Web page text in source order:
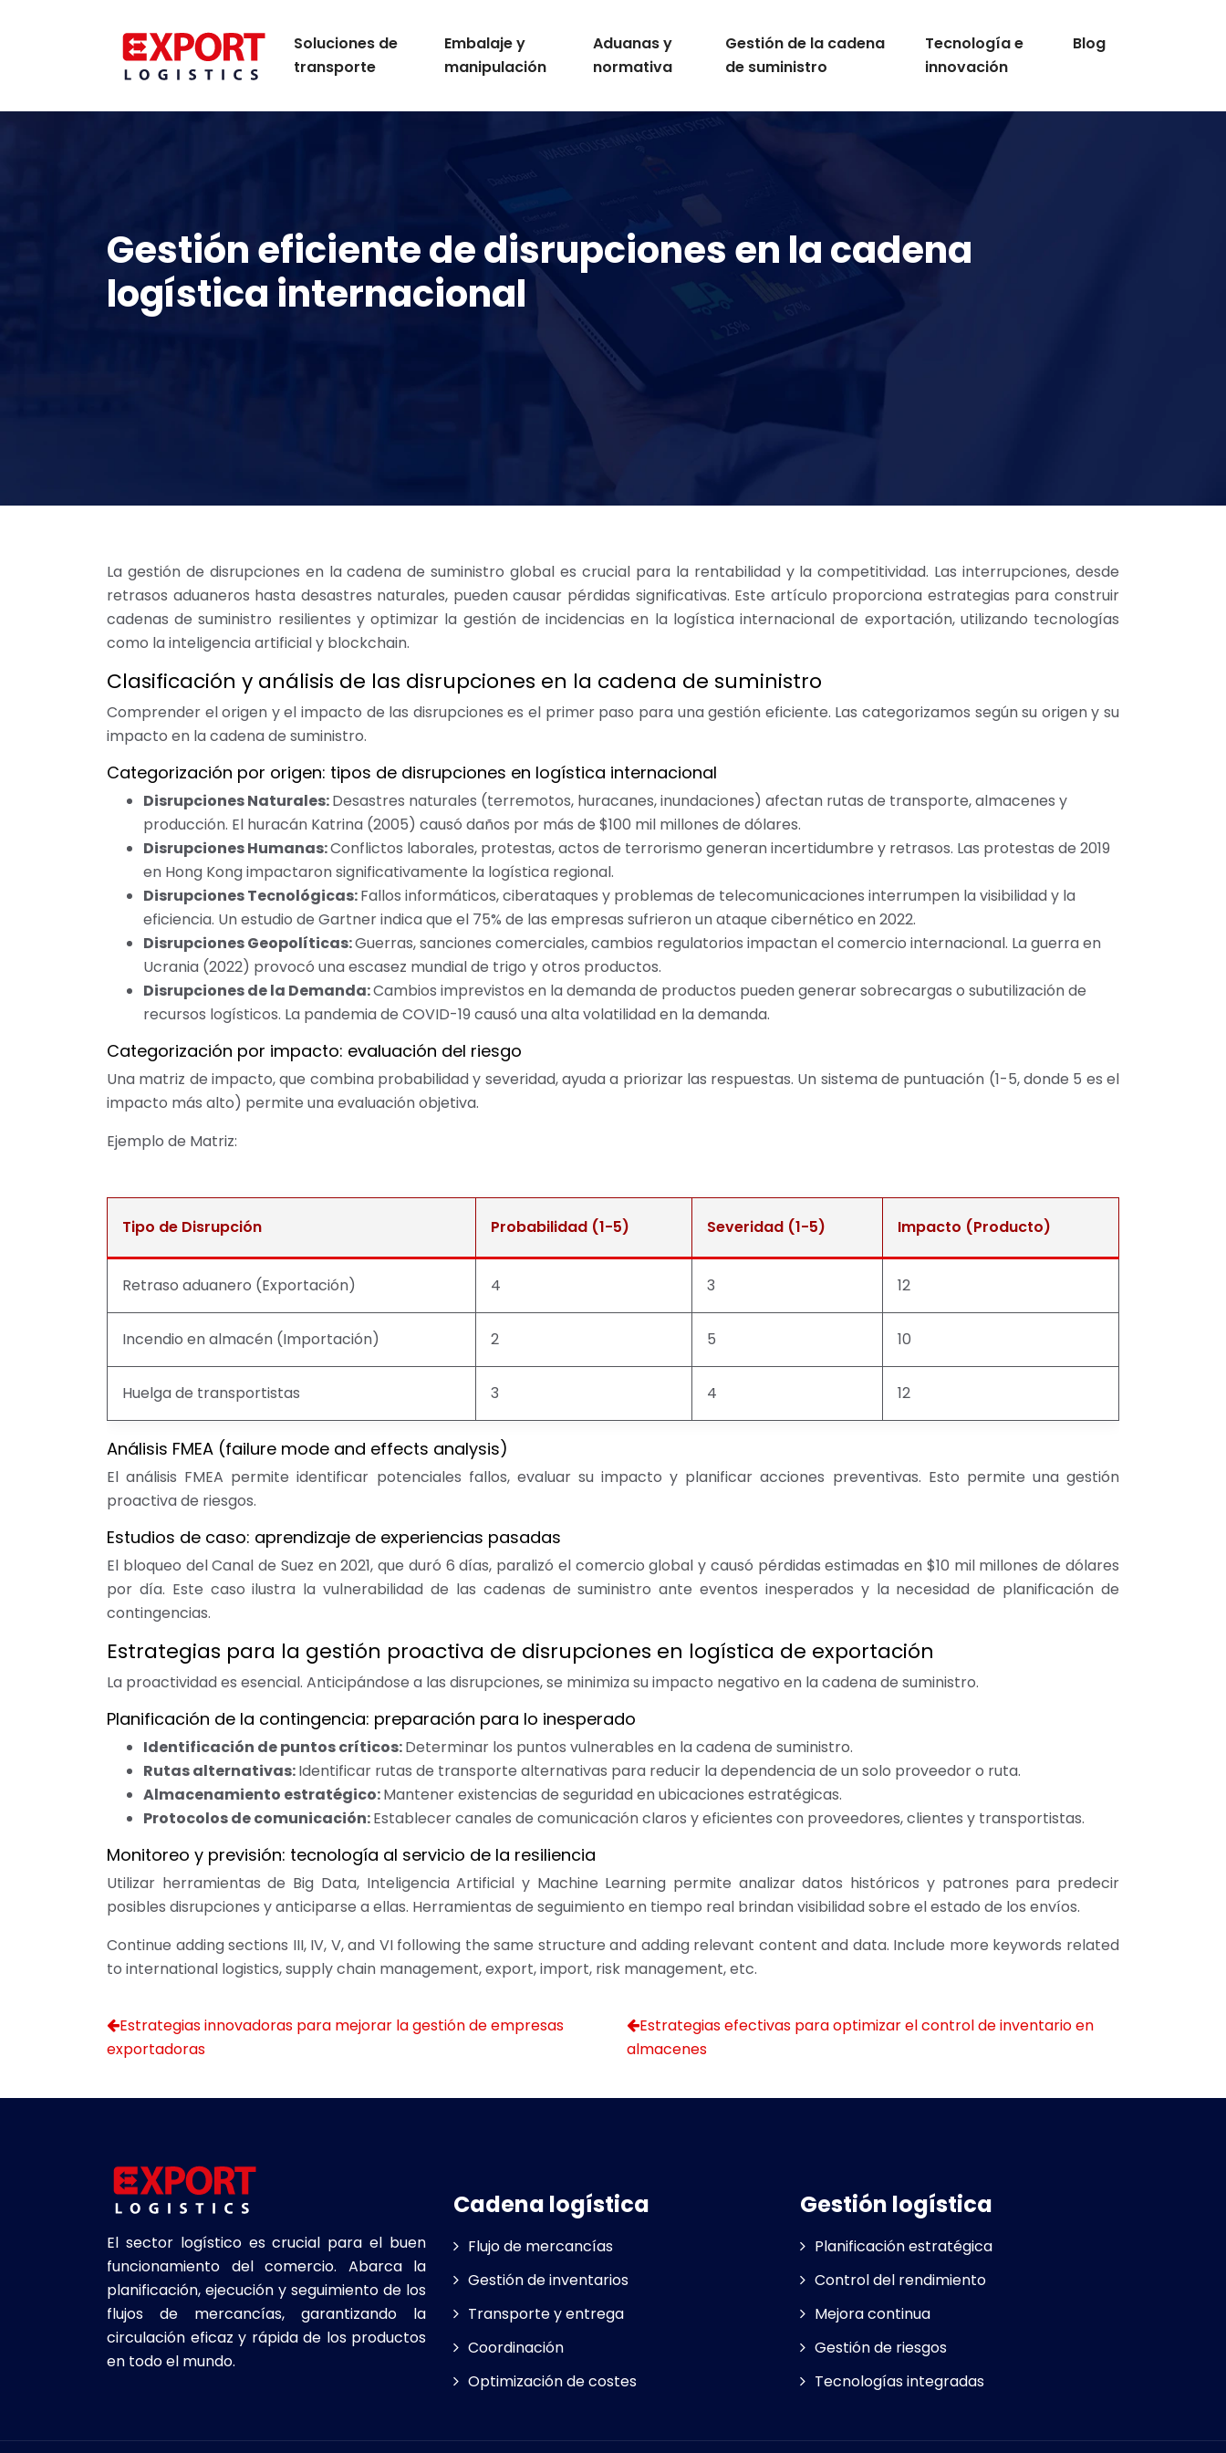
Soluciones de
transporte
Embalaje y
manipulación
Aduanas y
normativa
Gestión de la cadena
de suministro
Tecnología e
innovación
Blog
Gestión eficiente de disrupciones en la cadena
logística internacional
La gestión de disrupciones en la cadena de suministro global es crucial para la rentabilidad y la competitividad. Las interrupciones, desde
retrasos aduaneros hasta desastres naturales, pueden causar pérdidas significativas. Este artículo proporciona estrategias para construir
cadenas de suministro resilientes y optimizar la gestión de incidencias en la logística internacional de exportación, utilizando tecnologías
como la inteligencia artificial y blockchain.
Clasificación y análisis de las disrupciones en la cadena de suministro
Comprender el origen y el impacto de las disrupciones es el primer paso para una gestión eficiente. Las categorizamos según su origen y su
impacto en la cadena de suministro.
Categorización por origen: tipos de disrupciones en logística internacional
Disrupciones Naturales:Desastres naturales (terremotos, huracanes, inundaciones) afectan rutas de transporte, almacenes y
producción. El huracán Katrina (2005) causó daños por más de $100 mil millones de dólares.
Disrupciones Humanas:Conflictos laborales, protestas, actos de terrorismo generan incertidumbre y retrasos. Las protestas de 2019
en Hong Kong impactaron significativamente la logística regional.
Disrupciones Tecnológicas:Fallos informáticos, ciberataques y problemas de telecomunicaciones interrumpen la visibilidad y la
eficiencia. Un estudio de Gartner indica que el 75% de las empresas sufrieron un ataque cibernético en 2022.
Disrupciones Geopolíticas:Guerras, sanciones comerciales, cambios regulatorios impactan el comercio internacional. La guerra en
Ucrania (2022) provocó una escasez mundial de trigo y otros productos.
Disrupciones de la Demanda:Cambios imprevistos en la demanda de productos pueden generar sobrecargas o subutilización de
recursos logísticos. La pandemia de COVID-19 causó una alta volatilidad en la demanda.
Categorización por impacto: evaluación del riesgo
Una matriz de impacto, que combina probabilidad y severidad, ayuda a priorizar las respuestas. Un sistema de puntuación (1-5, donde 5 es el
impacto más alto) permite una evaluación objetiva.
Ejemplo de Matriz:
Tipo de Disrupción Probabilidad (1-5) Severidad (1-5) Impacto (Producto)
Retraso aduanero (Exportación) 4 3 12
Incendio en almacén (Importación) 2 5 10
Huelga de transportistas 3 4 12
Análisis FMEA (failure mode and effects analysis)
El análisis FMEA permite identificar potenciales fallos, evaluar su impacto y planificar acciones preventivas. Esto permite una gestión
proactiva de riesgos.
Estudios de caso: aprendizaje de experiencias pasadas
El bloqueo del Canal de Suez en 2021, que duró 6 días, paralizó el comercio global y causó pérdidas estimadas en $10 mil millones de dólares
por día. Este caso ilustra la vulnerabilidad de las cadenas de suministro ante eventos inesperados y la necesidad de planificación de
contingencias.
Estrategias para la gestión proactiva de disrupciones en logística de exportación
La proactividad es esencial. Anticipándose a las disrupciones, se minimiza su impacto negativo en la cadena de suministro.
Planificación de la contingencia: preparación para lo inesperado
Identificación de puntos críticos:Determinar los puntos vulnerables en la cadena de suministro.
Rutas alternativas:Identificar rutas de transporte alternativas para reducir la dependencia de un solo proveedor o ruta.
Almacenamiento estratégico:Mantener existencias de seguridad en ubicaciones estratégicas.
Protocolos de comunicación:Establecer canales de comunicación claros y eficientes con proveedores, clientes y transportistas.
Monitoreo y previsión: tecnología al servicio de la resiliencia
Utilizar herramientas de Big Data, Inteligencia Artificial y Machine Learning permite analizar datos históricos y patrones para predecir
posibles disrupciones y anticiparse a ellas. Herramientas de seguimiento en tiempo real brindan visibilidad sobre el estado de los envíos.
Continue adding sections III, IV, V, and VI following the same structure and adding relevant content and data. Include more keywords related
to international logistics, supply chain management, export, import, risk management, etc.
Estrategias innovadoras para mejorar la gestión de empresas
exportadoras
Estrategias efectivas para optimizar el control de inventario en
almacenes
El sector logístico es crucial para el buen
funcionamiento del comercio. Abarca la
planificación, ejecución y seguimiento de los
flujos de mercancías, garantizando la
circulación eficaz y rápida de los productos
en todo el mundo.
Cadena logística
Flujo de mercancías
Gestión de inventarios
Transporte y entrega
Coordinación
Optimización de costes
Gestión logística
Planificación estratégica
Control del rendimiento
Mejora continua
Gestión de riesgos
Tecnologías integradas